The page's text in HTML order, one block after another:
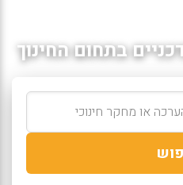
בתחום החינוך